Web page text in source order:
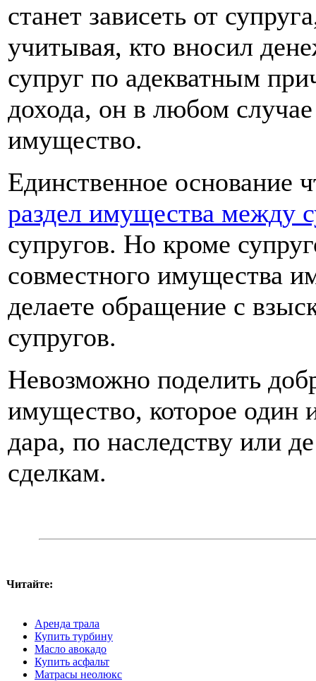
станет зависеть от
учитывая, кто вносил
супруг по адекватным
дохода, он в любом
имущество.
Единственное основание
раздел имущества между
супругов. Но кроме
совместного имущества
делаете обращение с
супругов.
Невозможно поделить
имущество, которое один
дара, по наследству или
сделкам.
Читайте:
Аренда трала
Купить турбину
Масло авокадо
Купить асфальт
Матрасы неолюкс